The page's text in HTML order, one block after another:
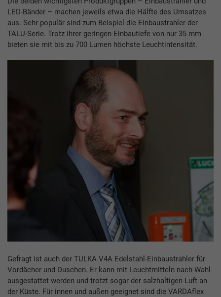
LED-Bänder – machen jeweils etwa die Hälfte des Umsatzes
aus. Sehr populär sind zum Beispiel die Einbaustrahler der
TALU-Serie. Trotz ihrer geringen Einbautiefe von nur 35 mm
bieten sie mit bis zu 700 Lumen höchste Leuchtintensität.
Gefragt ist auch der TULKA V4A Edelstahl-Einbaustrahler für
Vordächer und Duschen. Er kann mit Leuchtmitteln nach Wahl
ausgestattet werden und trotzt sogar der salzhaltigen Luft an
der Küste. Für innen und außen geeignet sind die VARDAflex